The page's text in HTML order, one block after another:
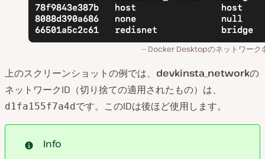
Docker Desktopのネットワーク
上のスクリーンショットの例では、 devkinsta_networkの
ネットワークID（切り捨ての適用されたもの）は、
d1fa155f7a4dです。このIDは後ほど使用します。
Info